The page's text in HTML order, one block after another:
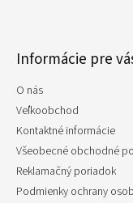
Informácie pre
O nás
Veľkoobchod
Kontaktné informácie
Všeobecné obchodné
Reklamačný poriadok
Podmienky ochrany